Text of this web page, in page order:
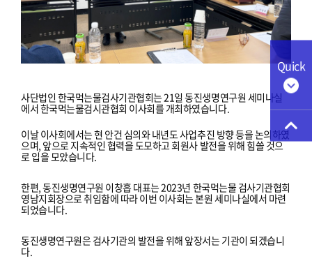
Quick
사단법인 한국먹는물검사기관협회는 21일 동진생명연구원 세미나실
에서 한국먹는물검시관협회 이사회를 개최하였습니다.
이날 이사회에서는 현 안건 심의와 내년도 사업추진 방향 등을 논의하였
으며, 앞으로 지속적인 협력을 도모하고 회원사 발전을 위해 힘쓸 것으
로 입을 모았습니다.
한편,동진생명연구원 이창흡 대표는 2023년 한국먹는물 검사기관협회
영남지회장으로 취임함에 따라 이번 이사회는 본원 세미나실에서 마련
되었습니다.
동진생명연구원은 검사기관의 발전을 위해 앞장서는 기관이 되겠습니
다.